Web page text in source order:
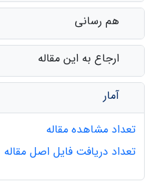
هم رسانی
ارجاع به این مقاله
آمار
تعداد مشاهده مقاله
تعداد دریافت فایل اصل مقاله